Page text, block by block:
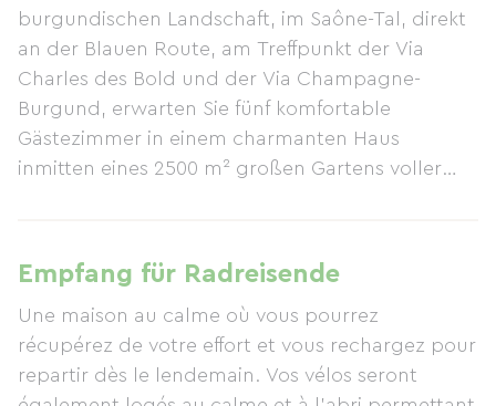
burgundischen Landschaft, im Saône-Tal, direkt
an der Blauen Route, am Treffpunkt der Via
Charles des Bold und der Via Champagne-
Burgund, erwarten Sie fünf komfortable
Gästezimmer in einem charmanten Haus
inmitten eines 2500 m² großen Gartens voller
Familienhaus – das Haus, in dem wir leben, das
Haus unserer Großeltern und Urgroßeltern, und
das Haus, in dem Sie sich wohlverdient erholen
können. Radfahrer sind in der Pension La
Coutrotte Becquine herzlich willkommen. Gerne
Empfang für Radreisende
Une maison au calme où vous pourrez
récupérez de votre effort et vous rechargez pour
repartir dès le lendemain. Vos vélos seront